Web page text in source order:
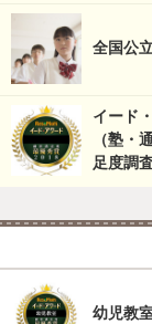
全国公
イード
（塾・
足度調査
幼児教